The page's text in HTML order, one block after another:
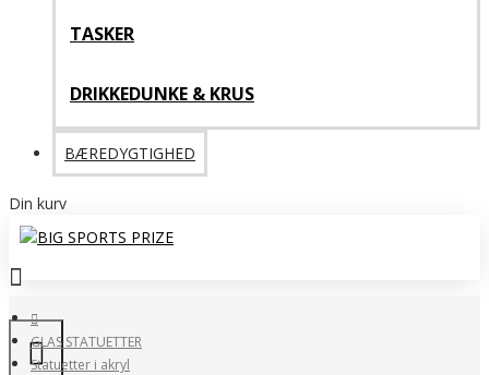
TASKER
DRIKKEDUNKE & KRUS
BÆREDYGTIGHED
Din kurv
GLAS STATUETTER
Statuetter i akryl